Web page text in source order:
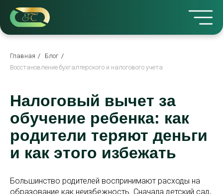
Главная / Блог /
Восстановление бухгалтерского и налогового учета
Налоговый вычет за
обучение ребенка: как
родители теряют деньги
и как этого избежать
Большинство родителей воспринимают расходы на
образование как неизбежность. Сначала детский сад,